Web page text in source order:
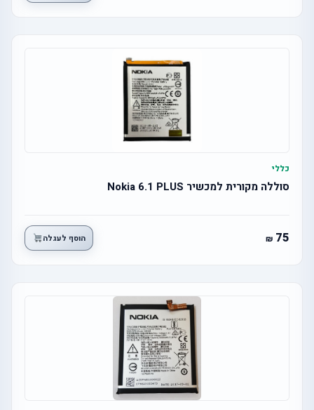
כללי
סוללה מקורית למכשיר Nokia 6.1 PLUS
75 הוסף לעגלה